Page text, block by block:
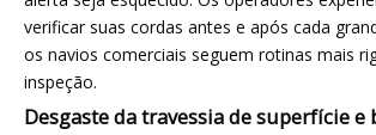
verificar suas cordas antes e após cada
os navios comerciais seguem rotinas mais
inspeção.
Desgaste da travessia de superfície e